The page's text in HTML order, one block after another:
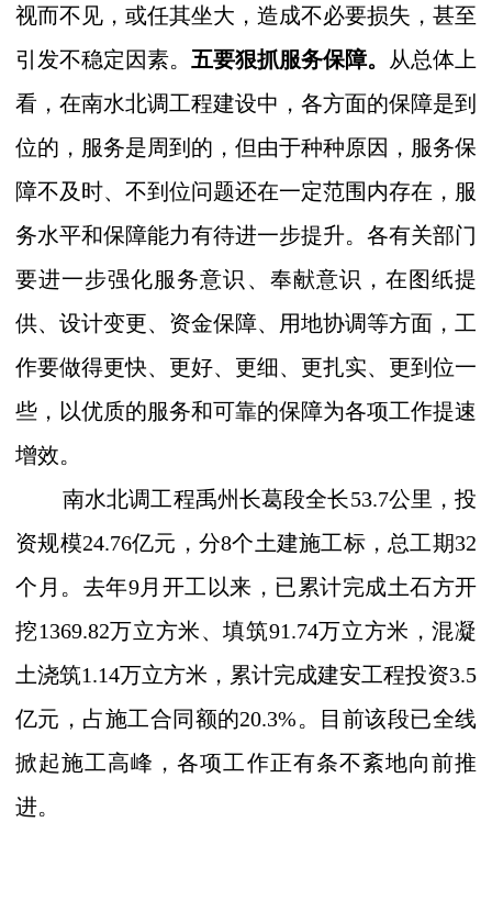
视而不见，或任其坐大，造成不必要损失，甚至
引发不稳定因素。 五要狠抓服务保障。 从总体上
看，在南水北调工程建设中，各方面的保障是到
位的，服务是周到的，但由于种种原因，服务保
障不及时、不到位问题还在一定范围内存在，服
务水平和保障能力有待进一步提升。各有关部门
要进一步强化服务意识、奉献意识，在图纸提
供、设计变更、资金保障、用地协调等方面，工
作要做得更快、更好、更细、更扎实、更到位一
些，以优质的服务和可靠的保障为各项工作提速
增效。
南水北调工程禹州长葛段全长53.7公里，投
资规模24.76亿元，分8个土建施工标，总工期32
个月。去年9月开工以来，已累计完成土石方开
挖1369.82万立方米、填筑91.74万立方米，混凝
土浇筑1.14万立方米，累计完成建安工程投资3.5
亿元，占施工合同额的20.3%。目前该段已全线
掀起施工高峰，各项工作正有条不紊地向前推
进。